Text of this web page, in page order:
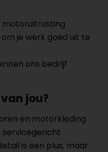
motoruitrusting
je werk goed uit te
ons bedrijf
jou?
en motorkleding
servicegericht
is een plus, maar